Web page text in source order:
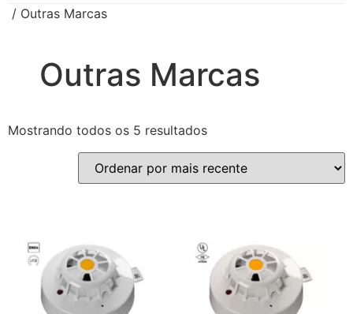
/ Outras Marcas
Outras Marcas
Mostrando todos os 5 resultados